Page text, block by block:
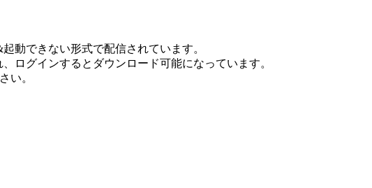
動できない形式で配信されています。
ログインするとダウンロード可能になっています。
い。